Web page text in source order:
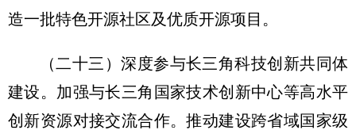
造一批特色开源社区及优质开源项目。
（二十三）深度参与长三角科技创新共同体
建设。 加强与长三角国家技术创新中心等高水平
创新资源对接交流合作。推动建设跨省域国家级